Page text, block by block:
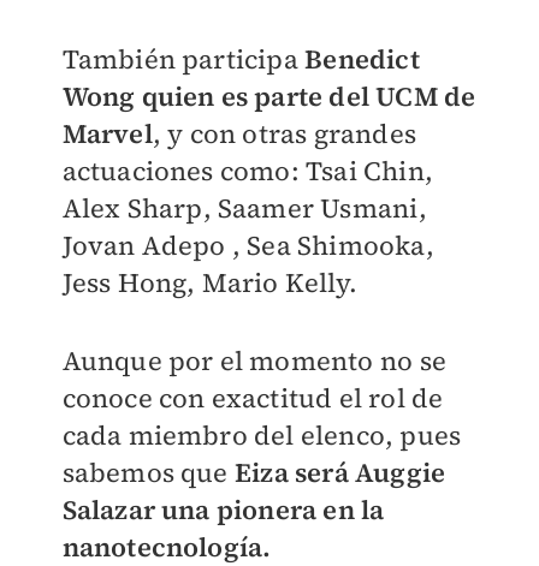
También participaBenedict
Wong quien es parte del UCM de
Marvel, y con otras grandes
actuaciones como: Tsai Chin,
Alex Sharp, Saamer Usmani,
Jovan Adepo , Sea Shimooka,
Jess Hong, Mario Kelly.
Aunque por el momento no se
conoce con exactitud el rol de
cada miembro del elenco, pues
sabemos que Eiza será Auggie
Salazar una pionera en la
nanotecnología.